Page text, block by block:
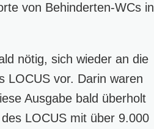
von Behinderten-WCs in
nötig, sich wieder an die
LOCUS vor. Darin waren
Ausgabe bald überholt
LOCUS mit über 9.000